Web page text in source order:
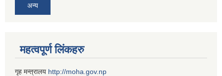
अन्य
महत्वपूर्ण लिंकहरु
गृह मन्त्रालय http://moha.gov.np